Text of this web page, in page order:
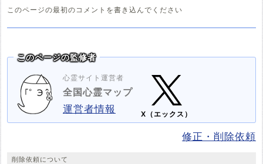
このページの最初のコメントを書き込んでください
このページの監修者
心霊サイト運営者
全国心霊マップ
運営者情報
X（エックス）
修正・削除依頼
削除依頼について